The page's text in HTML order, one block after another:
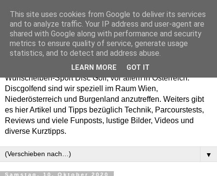
Enjoy Disc Golf and let
your Putterfly
Auf putterfly.at dreht sich alles um den Frisbee- bzw.
Wurfscheiben-Sport Disc Golf, vor allem in Österreich.
Discgolfend sind wir speziell im Raum Wien,
Niederösterreich und Burgenland anzutreffen. Weiters gibt
es hier Artikel und Tipps bezüglich Technik, Parcourstests,
Reviews und viele Funposts, lustige Bilder, Videos und
diverse Kurztipps.
▼
Samstag, 10. Oktober 2020
This site uses cookies from Google to deliver its services
and to analyze traffic. Your IP address and user-agent are
shared with Google along with performance and security
metrics to ensure quality of service, generate usage
statistics, and to detect and address abuse.
LEARN MORE GOT IT